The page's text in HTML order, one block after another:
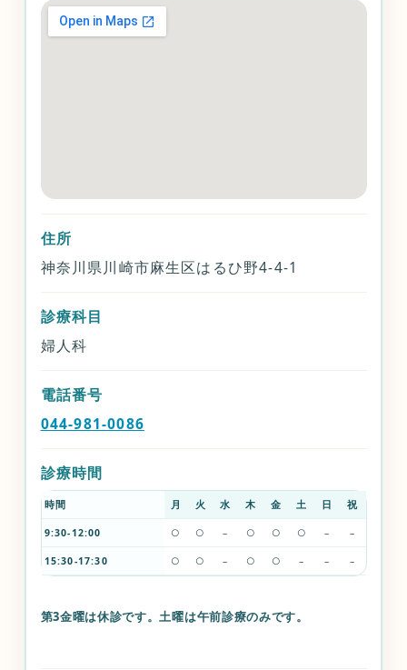
住所
神奈川県川崎市麻生区はるひ野4-4-1
診療科目
婦人科
電話番号
044-981-0086
診療時間
時間 月 火 水 木 金 土 日 祝
9:30-12:00 ○ ○ – ○ ○ ○ – –
15:30-17:30 ○ ○ – ○ ○ – – –
第3金曜は休診です。土曜は午前診療のみです。